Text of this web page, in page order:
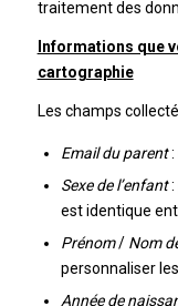
traitement des
Informations que
cartographie
Les champs
Email du parent:
Sexe de l’enfant:
est identique
Prénom/ Nom
personnaliser
Année de